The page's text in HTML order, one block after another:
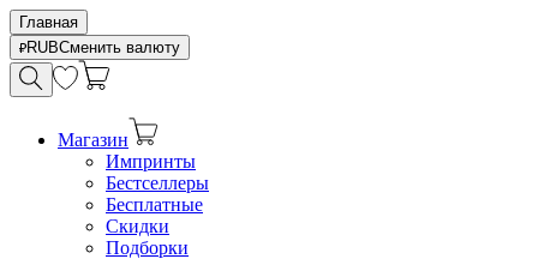
Главная
RUBСменить валюту
Магазин
Импринты
Бестселлеры
Бесплатные
Скидки
Подборки